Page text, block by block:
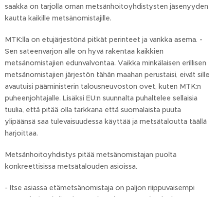
saakka on tarjolla oman metsänhoitoyhdistysten jäsenyyden
kautta kaikille metsänomistajille.
MTK:lla on etujärjestönä pitkät perinteet ja vankka asema. -
Sen sateenvarjon alle on hyvä rakentaa kaikkien
metsänomistajien edunvalvontaa. Vaikka minkälaisen erillisen
metsänomistajien järjestön tähän maahan perustaisi, eivät sille
avautuisi pääministerin talousneuvoston ovet, kuten MTK:n
puheenjohtajalle. Lisäksi EU:n suunnalta puhaltelee sellaisia
tuulia, että pitää olla tarkkana että suomalaista puuta
ylipäänsä saa tulevaisuudessa käyttää ja metsätaloutta täällä
harjoittaa.
Metsänhoitoyhdistys pitää metsänomistajan puolta
konkreettisissa metsätalouden asioissa.
- Itse asiassa etämetsänomistaja on paljon riippuvaisempi